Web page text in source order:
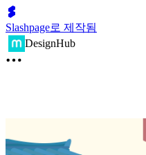
Slashpage로 제작됨
DesignHub